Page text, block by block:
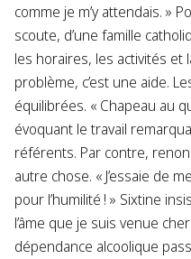
comme je m’y attendais. »
scoute, d’une famille
les horaires, les activités et
problème, c’est une aide.
équilibrées. « Chapeau au
évoquant le travail
référents. Par contre,
autre chose. « J’essaie de
pour l’humilité ! » Sixtine
l’âme que je suis venue
dépendance alcoolique